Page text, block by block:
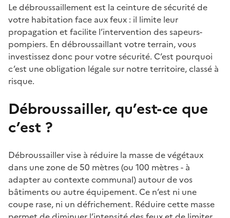
Le débroussaillement est la ceinture de sécurité de
votre habitation face aux feux : il limite leur
propagation et facilite l’intervention des sapeurs-
pompiers. En débroussaillant votre terrain, vous
investissez donc pour votre sécurité. C’est pourquoi
c’est une obligation légale sur notre territoire, classé à
risque.
Débroussailler, qu’est-ce que
c’est ?
Débroussailler vise à réduire la masse de végétaux
dans une zone de 50 mètres (ou 100 mètres - à
adapter au contexte communal) autour de vos
bâtiments ou autre équipement. Ce n’est ni une
coupe rase, ni un défrichement. Réduire cette masse